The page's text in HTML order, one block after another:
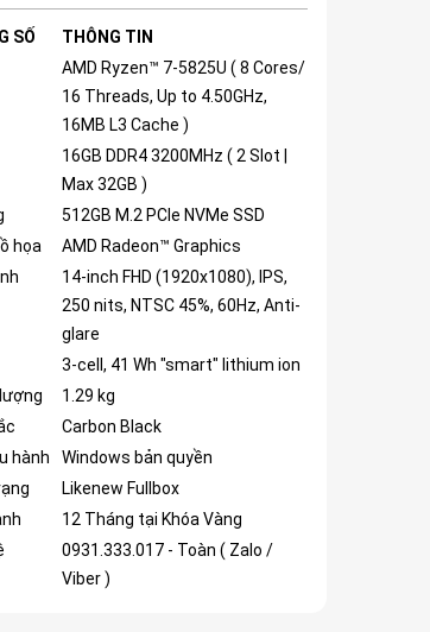
SỐ
THÔNG TIN
AMD Ryzen™ 7-5825U ( 8 Cores/
16 Threads, Up to 4.50GHz,
16MB L3 Cache )
16GB DDR4 3200MHz ( 2 Slot |
Max 32GB )
512GB M.2 PCIe NVMe SSD
họa
AMD Radeon™ Graphics
14-inch FHD (1920x1080), IPS,
250 nits, NTSC 45%, 60Hz, Anti-
glare
3-cell, 41 Wh "smart" lithium ion
1.29 kg
Carbon Black
hành
Windows bản quyền
Likenew Fullbox
12 Tháng tại Khóa Vàng
0931.333.017 - Toàn ( Zalo /
Viber )